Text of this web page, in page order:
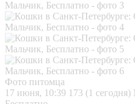
Фото питомца
17 июня, 10:39 173 (1 сегодня)